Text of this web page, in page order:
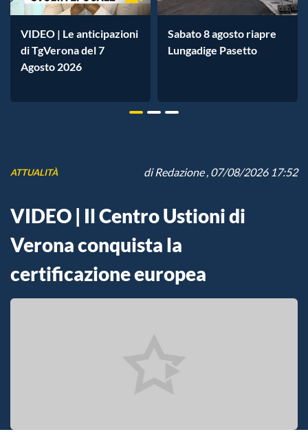
VIDEO | Le anticipazioni
di TgVerona del 7
Agosto 2026
Sabato 8 agosto riapre
Lungadige Pasetto
ATTUALITÀ diRedazione, 07/08/2026 17:52
VIDEO | Il Centro Ustioni di
Verona conquista la
certificazione europea